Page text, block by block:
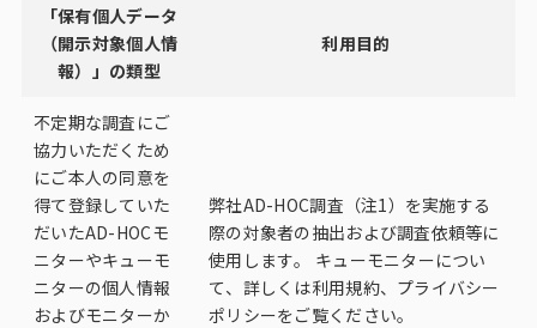
「保有個人データ
（開示対象個人情
報）」の類型
利用目的
不定期な調査にご
協力いただくため
にご本人の同意を
得て登録していた
だいたAD-HOCモ
ニターやキューモ
ニターの個人情報
およびモニターか
弊社AD-HOC調査（注1）を実施する
際の対象者の抽出および調査依頼等に
使用します。 キューモニターについ
て、詳しくは利用規約、プライバシー
ポリシーをご覧ください。